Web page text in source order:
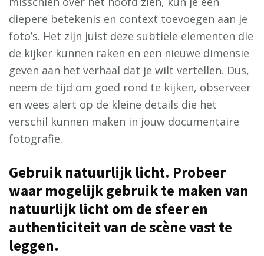
diepere betekenis en context toevoegen aan je
foto’s. Het zijn juist deze subtiele elementen die
de kijker kunnen raken en een nieuwe dimensie
geven aan het verhaal dat je wilt vertellen. Dus,
neem de tijd om goed rond te kijken, observeer
en wees alert op de kleine details die het
verschil kunnen maken in jouw documentaire
fotografie.
Gebruik natuurlijk licht. Probeer
waar mogelijk gebruik te maken van
natuurlijk licht om de sfeer en
authenticiteit van de scène vast te
leggen.